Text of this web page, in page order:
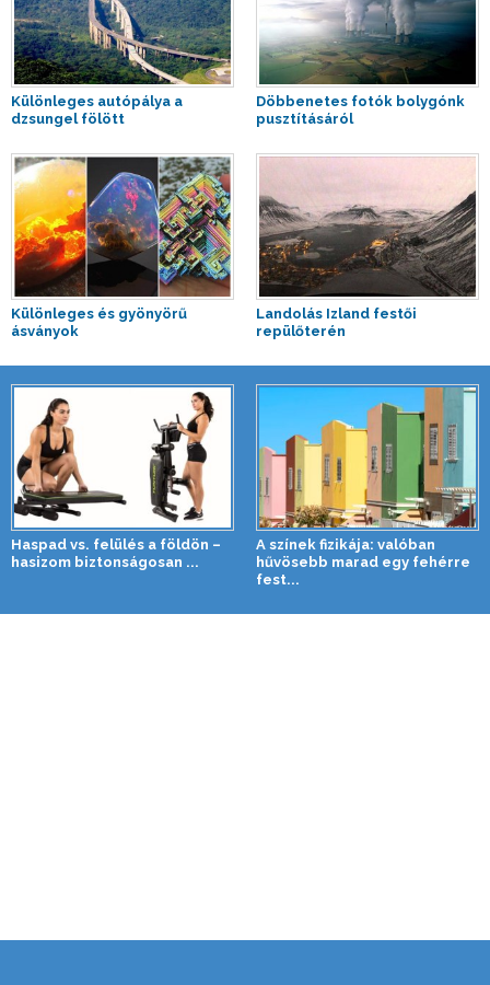
Különleges autópálya a
dzsungel fölött
Döbbenetes fotók bolygónk
pusztításáról
Különleges és gyönyörű
ásványok
Landolás Izland festői
repülőterén
Haspad vs. felülés a földön –
hasizom biztonságosan ...
A színek fizikája: valóban
hűvösebb marad egy fehérre
fest...